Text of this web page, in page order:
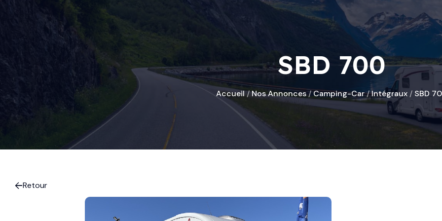
SBD 700
Accueil/Nos Annonces/Camping-Car/Intégraux/ SBD
Retour